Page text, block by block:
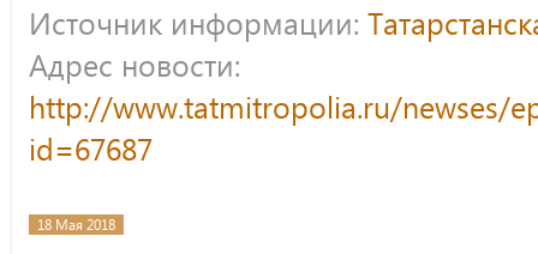
Источник информации:
Адрес новости:
http://www.tatmitropolia.ru/newses/
id=67687
18 Мая 2018